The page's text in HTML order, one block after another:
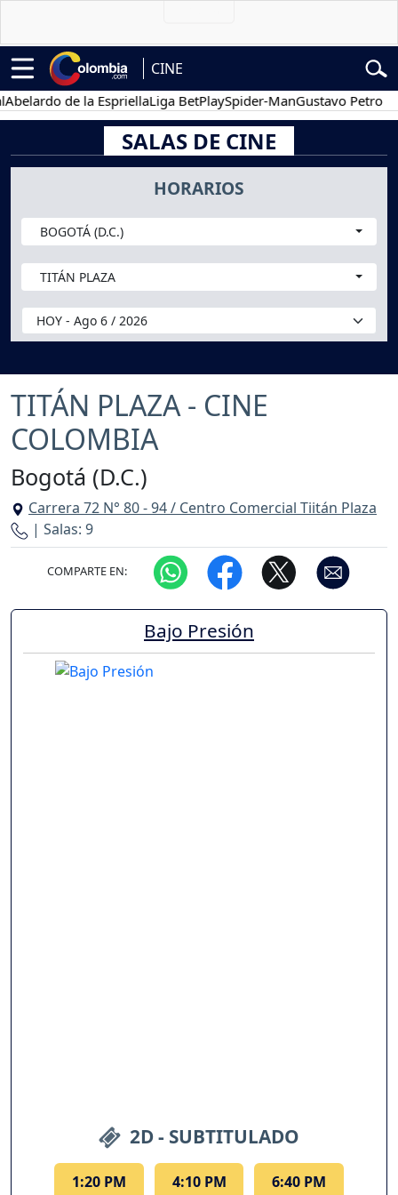
CINE
de la EspriellaLiga BetPlay Spider-ManGustavo Petro
SALAS DE CINE
HORARIOS
BOGOTÁ (D.C.)
TITÁN PLAZA
TITÁN PLAZA - CINE
COLOMBIA
Bogotá (D.C.)
Carrera 72 N° 80 - 94 / Centro Comercial Tiitán Plaza
| Salas: 9
COMPARTE EN:
Bajo Presión
2D - SUBTITULADO
1:20 PM 4:10 PM 6:40 PM